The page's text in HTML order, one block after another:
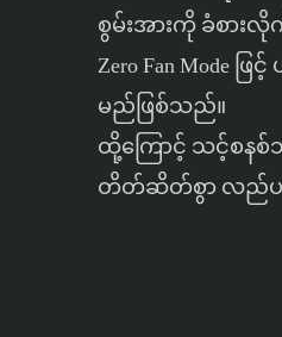
စွမ်းအားကို ခံစားလို
Zero Fan Mode
မည်ဖြစ်သည်။
ထို့ကြောင့် သင့်စနစ်
တိတ်ဆိတ်စွာ လည်ပ